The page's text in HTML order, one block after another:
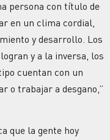
persona con título de
en un clima cordial,
y desarrollo. Los
y a la inversa, los
cuentan con un
o trabajar a desgano,”
la gente hoy